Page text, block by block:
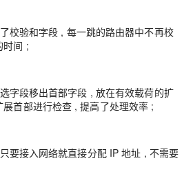
校验和字段 , 每一跳的路由器中不再校
时间 ;
字段移出首部字段 , 放在有效载荷的扩
首部进行检查 , 提高了处理效率 ;
要接入网络就直接分配 IP 地址 , 不需要